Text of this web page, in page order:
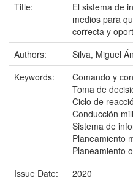
Title:
El sistema de
medios para
correcta y
Authors:
Silva, Miguel
Keywords:
Comando y
Toma de
Ciclo de
Conducción
Sistema de
Planeamiento
Planeamiento
Issue Date:
2020